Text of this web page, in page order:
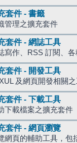
套件 - 書籤
管理之擴充套件
套件 - 網誌工具
寫作、RSS 訂閱、
套件 - 開發工具
及網頁開發相關
套件 - 下載工具
下載檔案之擴充套件
套件 - 網頁瀏覽
網頁的輔助工具，包